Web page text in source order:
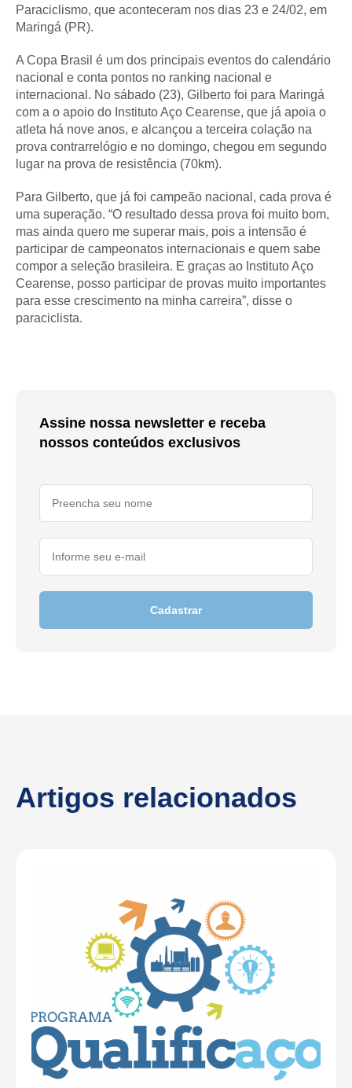
Paraciclismo, que aconteceram nos dias 23 e 24/02, em
Maringá (PR).
A Copa Brasil é um dos principais eventos do calendário
nacional e conta pontos no ranking nacional e
internacional. No sábado (23), Gilberto foi para Maringá
com a o apoio do Instituto Aço Cearense, que já apoia o
atleta há nove anos, e alcançou a terceira colação na
prova contrarrelógio e no domingo, chegou em segundo
lugar na prova de resistência (70km).
Para Gilberto, que já foi campeão nacional, cada prova é
uma superação. “O resultado dessa prova foi muito bom,
mas ainda quero me superar mais, pois a intensão é
participar de campeonatos internacionais e quem sabe
compor a seleção brasileira. E graças ao Instituto Aço
Cearense, posso participar de provas muito importantes
para esse crescimento na minha carreira”, disse o
paraciclista.
Assine nossa newsletter e receba
nossos conteúdos exclusivos
Cadastrar
Artigos relacionados